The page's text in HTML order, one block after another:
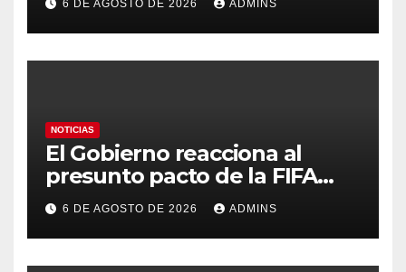
Marruecos por «atentar
contra la soberanía nacional»
6 DE AGOSTO DE 2026 ADMINS
NOTICIAS
El Gobierno reacciona al
presunto pacto de la FIFA
con Marruecos para acoger la
final del Mundial 2030:
«Tiene que ser en España»
6 DE AGOSTO DE 2026 ADMINS